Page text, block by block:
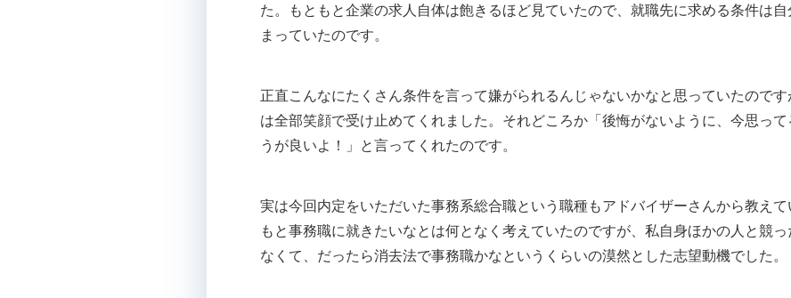
た。もともと企業の求人自体は飽きるほど見ていたので、就職先に求める条件は
まっていたのです。
正直こんなにたくさん条件を言って嫌がられるんじゃないかなと思っていたので
は全部笑顔で受け止めてくれました。それどころか「後悔がないように、今思っ
うが良いよ！」と言ってくれたのです。
実は今回内定をいただいた事務系総合職という職種もアドバイザーさんから教え
もと事務職に就きたいなとは何となく考えていたのですが、私自身ほかの人と競
なくて、だったら消去法で事務職かなというくらいの漠然とした志望動機でした。